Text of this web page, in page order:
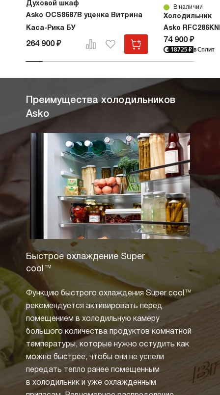
Духовой шкаф
Asko OCS8687B уценка Витрина
Каса-Рика БУ
264 900 ₽
В наличии
Холодильник
Asko
74 900 ₽
18725 ₽ в Сплит
Преимущества холодильников
Asko
Быстрое охлаждение Super
cool™
Функцию быстрого охлаждения Super cool™
рекомендуется активировать перед
помещением в холодильную камеру
большого количества продуктов комнатной
температуры, которые нужно остудить как
можно быстрее, чтобы они не успели
передать тепло ранее помещенным
в холодильник и уже охлажденным
от